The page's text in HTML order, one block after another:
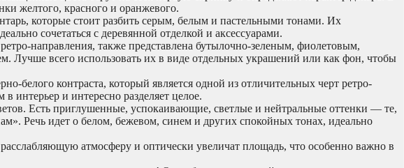
желтого, красного и оранжевого.
которые стоит разбить серым, белым и пастельными тонами. Их
сочетаться с деревянной отделкой и аксессуарами.
направления, также представлена бутылочно-зеленым, фиолетовым,
всего использовать их в виде отдельных украшений или как фон, чтобы
белого контраста, который является одной из отличительных черт ретро-
интерьер и интересно разделяет целое.
Есть приглушенные, успокаивающие, светлые и нейтральные оттенки — те,
Речь идет о белом, бежевом, синем и других спокойных тонах, идеально
атмосферу и оптически увеличат площадь, что особенно важно в